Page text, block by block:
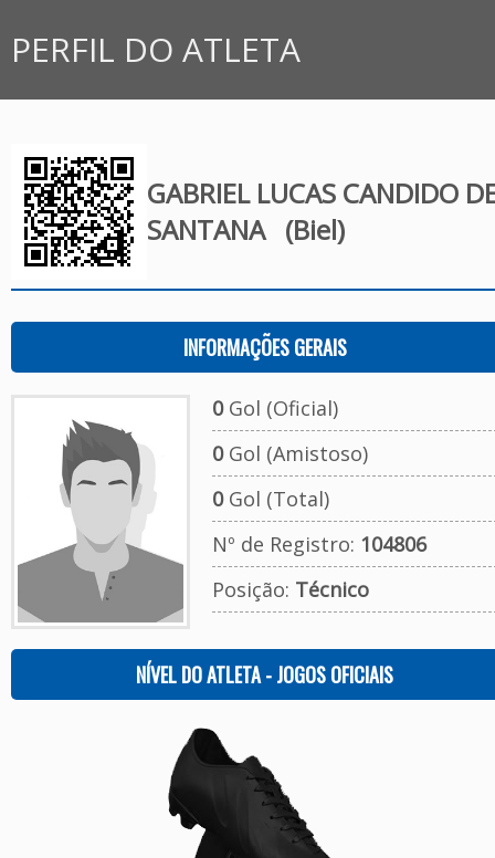
PERFIL DO ATLETA
GABRIEL LUCAS CANDIDO
SANTANA (Biel)
INFORMAÇÕES GERAIS
0Gol (Oficial)
0Gol (Amistoso)
0Gol (Total)
Nº de Registro: 104806
Posição: Técnico
NÍVEL DO ATLETA - JOGOS OFICIAIS